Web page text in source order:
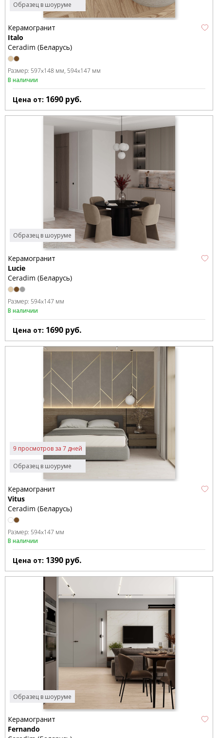
Образец в шоуруме
Керамогранит
Italo
Ceradim (Беларусь)
Размер: 597x148 мм 594x147 мм
В наличии
Цена от: 1690 руб.
Образец в шоуруме
Керамогранит
Lucie
Ceradim (Беларусь)
Размер: 594x147 мм
В наличии
Цена от: 1690 руб.
Образец в шоуруме
9 просмотров за 7 дней
Керамогранит
Vitus
Ceradim (Беларусь)
Размер: 594x147 мм
В наличии
Цена от: 1390 руб.
Образец в шоуруме
Керамогранит
Fernando